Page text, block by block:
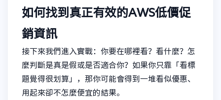
如何找到真正有效的AWS低價促
銷資訊
接下來我們進入實戰：你要在哪裡看？看什麼？怎
麼判斷是真是假或是否適合你？如果你只靠「看標
題覺得很划算」，那你可能會得到一堆看似優惠、
用起來卻不怎麼便宜的結果。